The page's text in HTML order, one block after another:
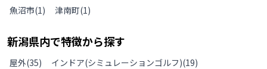
魚沼市(1) 津南町(1)
新潟県内で特徴から探す
屋外(35) インドア(シミュレーションゴルフ)(19)